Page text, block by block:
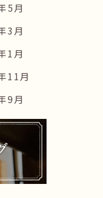
5月
3月
1月
11月
9月